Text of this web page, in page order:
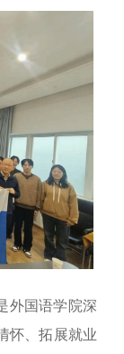
外国语学院深
怀、拓展就业